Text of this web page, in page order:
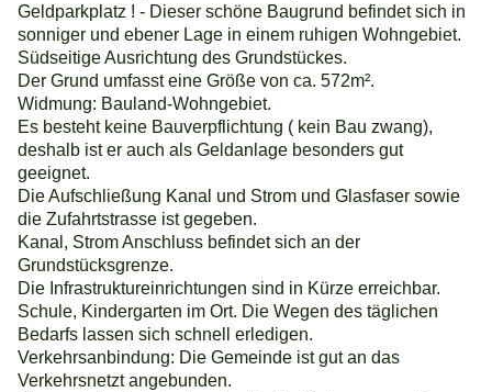
Geldparkplatz ! - Dieser schöne Baugrund befindet sich in
sonniger und ebener Lage in einem ruhigen Wohngebiet.
Südseitige Ausrichtung des Grundstückes.
Der Grund umfasst eine Größe von ca. 572m².
Widmung: Bauland-Wohngebiet.
Es besteht keine Bauverpflichtung ( kein Bau zwang),
deshalb ist er auch als Geldanlage besonders gut
geeignet.
Die Aufschließung Kanal und Strom und Glasfaser sowie
die Zufahrtstrasse ist gegeben.
Kanal, Strom Anschluss befindet sich an der
Grundstücksgrenze.
Die Infrastruktureinrichtungen sind in Kürze erreichbar.
Schule, Kindergarten im Ort. Die Wegen des täglichen
Bedarfs lassen sich schnell erledigen.
Verkehrsanbindung: Die Gemeinde ist gut an das
Verkehrsnetzt angebunden.